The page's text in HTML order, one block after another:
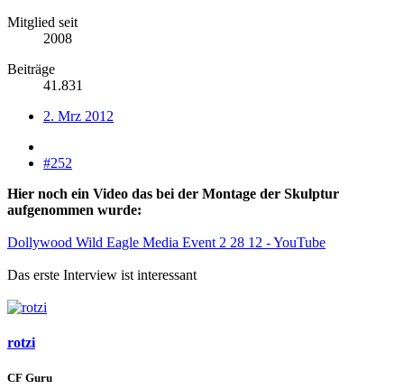
Mitglied seit
2008
Beiträge
41.831
2. Mrz 2012
#252
Hier noch ein Video das bei der Montage der Skulptur
aufgenommen wurde:
Dollywood Wild Eagle Media Event 2 28 12 - YouTube
Das erste Interview ist interessant
rotzi
CF Guru